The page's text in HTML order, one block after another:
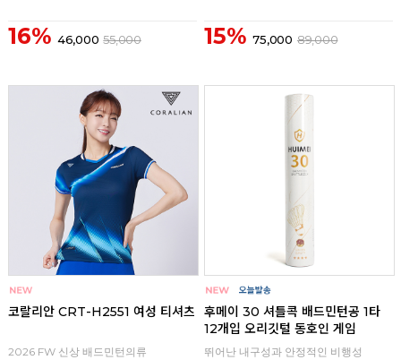
16% 46,000 55,000 15% 75,000 89,000
코랄리안 CRT-H2551 여성 티셔츠
2026 FW 신상 배드민턴의류
후메이 30 셔틀콕 배드민턴공 1타
12개입 오리깃털 동호인 게임
뛰어난 내구성과 안정적인 비행성